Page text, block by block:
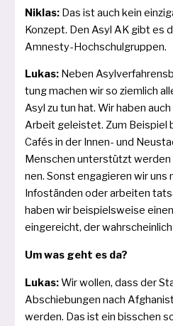
Niklas: Das ist auch kein
Konzept. Den Asyl AK gibt es
Amnesty-Hochschulgruppen.
Lukas: Neben
tung machen wir so ziem­lich
Asyl zu tun hat. Wir haben
Arbeit geleis­tet. Zum Beispiel
Cafés in der Innen- und
Menschen unter­stützt
nen. Sonst enga­gie­ren wir uns
Infoständen oder arbei­ten
haben wir bei­spiels­wei­se
ein­ge­reicht, der
Um was geht es da?
Lukas:Wir wol­len, dass der
Abschiebungen nach
wer­den. Das ist ein biss­chen